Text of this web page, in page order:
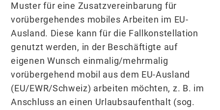
Muster für eine Zusatzvereinbarung für
vorübergehendes mobiles Arbeiten im EU-
Ausland. Diese kann für die Fallkonstellation
genutzt werden, in der Beschäftigte auf
eigenen Wunsch einmalig/mehrmalig
vorübergehend mobil aus dem EU-Ausland
(EU/EWR/Schweiz) arbeiten möchten, z. B. im
Anschluss an einen Urlaubsaufenthalt (sog.